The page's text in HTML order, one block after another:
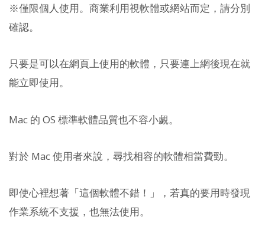
※僅限個人使用。商業利用視軟體或網站而定，請分別
確認。
只要是可以在網頁上使用的軟體，只要連上網後現在就
能立即使用。
Mac 的 OS 標準軟體品質也不容小覷。
對於 Mac 使用者來說，尋找相容的軟體相當費勁。
即使心裡想著「這個軟體不錯！」，若真的要用時發現
作業系統不支援，也無法使用。